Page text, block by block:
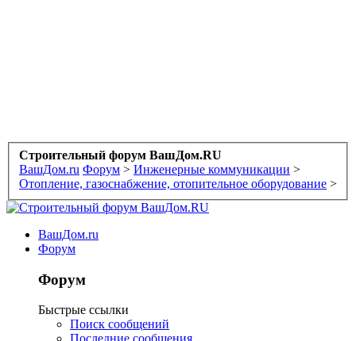
Строительный форум ВашДом.RU
ВашДом.ru Форум > Инженерные коммуникации >
Отопление, газоснабжение, отопительное оборудование >
ВашДом.ru
Форум
Форум
Быстрые ссылки
Поиск сообщений